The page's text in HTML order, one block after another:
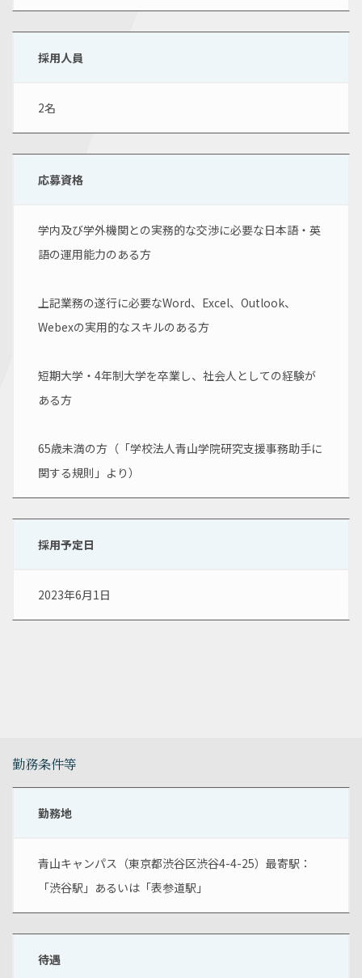
採用人員
2名
応募資格
学内及び学外機関との実務的な交渉に必要な日本語・英
語の運用能力のある方
上記業務の遂行に必要なWord、Excel、Outlook、
Webexの実用的なスキルのある方
短期大学・4年制大学を卒業し、社会人としての経験が
ある方
65歳未満の方（「学校法人青山学院研究支援事務助手に
関する規則」より）
採用予定日
2023年6月1日
勤務条件等
勤務地
青山キャンパス（東京都渋谷区渋谷4-4-25）最寄駅：
「渋谷駅」あるいは「表参道駅」
待遇